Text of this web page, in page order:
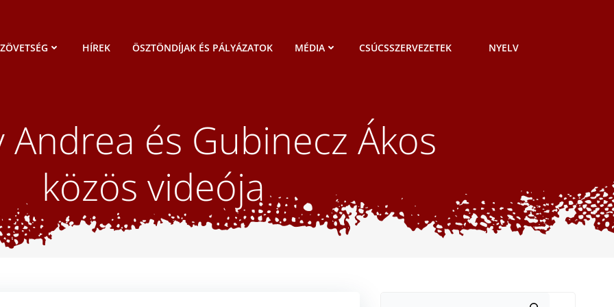
HÍREK ÖSZTÖNDÍJAK ÉS PÁLYÁZATOK MÉDIA CSÚCSSZERVEZETEK NYELV
Andrea és Gubinecz Ákos
közös videója